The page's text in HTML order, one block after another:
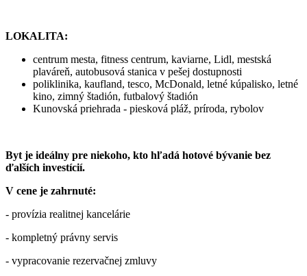
LOKALITA:
centrum mesta, fitness centrum, kaviarne, Lidl, mestská
plaváreň, autobusová stanica v pešej dostupnosti
poliklinika, kaufland, tesco, McDonald, letné kúpalisko, letné
kino, zimný štadión, futbalový štadión
Kunovská priehrada - piesková pláž, príroda, rybolov
Byt je ideálny pre niekoho, kto hľadá hotové bývanie bez
ďalších investícií.
V cene je zahrnuté:
- provízia realitnej kancelárie
- kompletný právny servis
- vypracovanie rezervačnej zmluvy